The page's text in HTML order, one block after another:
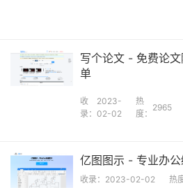
写个论文 - 免费论
单
收
录：
2023-
02-02
热
度：
2965
亿图图示 - 专业办
收录： 2023-02-02 热